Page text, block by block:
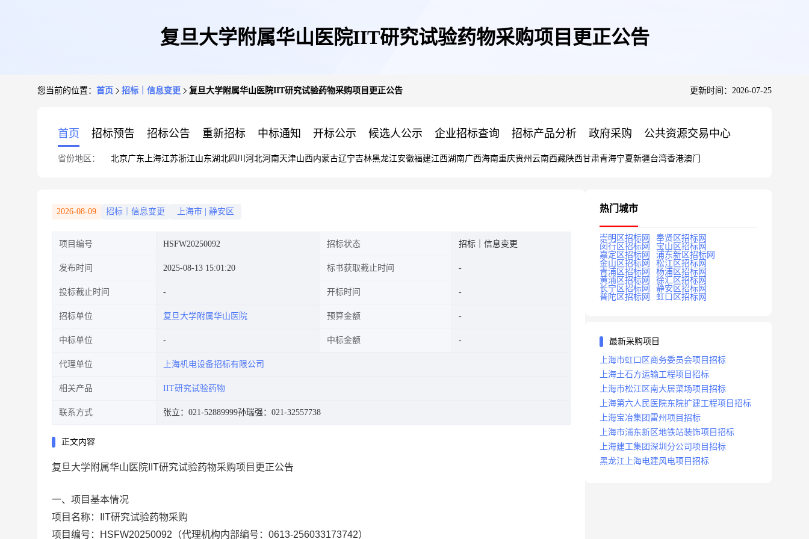
复旦大学附属华山医院IIT研究试验药物采购项目更正公告
您当前的位置： 首页 招标｜信息变更 复旦大学附属华山医院IIT研究试验药物采购项目更正公告 更新时间：2026-07-25
首页 招标预告 招标公告 重新招标 中标通知 开标公示 候选人公示 企业招标查询 招标产品分析 政府采购 公共资源交易中心
省份地区： 北京广东 上海江苏浙江山东湖北四川 河北河南天津山西内蒙古辽宁吉林黑龙江安徽福建江西湖南广西海南重庆贵州 云南西藏陕西甘肃青海宁夏新疆台湾香港澳门
2026-08-09 招标｜信息变更 上海市 静安区
项目编号 HSFW20250092 招标状态 招标｜信息变更
发布时间 2025-08-13 15:01:20 标书获取截止时间
投标截止时间 开标时间
招标单位 复旦大学附属华山医院 预算金额
中标单位 中标金额
代理单位 上海机电设备招标有限公司
相关产品 IIT研究试验药物
联系方式 张立：021-52889999孙瑞强：021-32557738
正文内容
复旦大学附属华山医院IIT研究试验药物采购项目更正公告
一、项目基本情况
项目名称：
IIT研究试验药物采购
项目编号：
HSFW20250092 （代理机构内部编号： 0613-256033173742）
热门城市
崇明区招标网
奉贤区招标网
闵行区招标网
宝山区招标网
嘉定区招标网
浦东新区招标网
金山区招标网
松江区招标网
青浦区招标网
杨浦区招标网
黄浦区招标网
徐汇区招标网
长宁区招标网
静安区招标网
普陀区招标网
虹口区招标网
最新采购项目
上海市虹口区商务委员会项目招标
上海土石方运输工程项目招标
上海市松江区南大居菜场项目招标
上海第六人民医院东院扩建工程项目招标
上海宝冶集团雷州项目招标
上海市浦东新区地铁站装饰项目招标
上海建工集团深圳分公司项目招标
黑龙江上海电建风电项目招标